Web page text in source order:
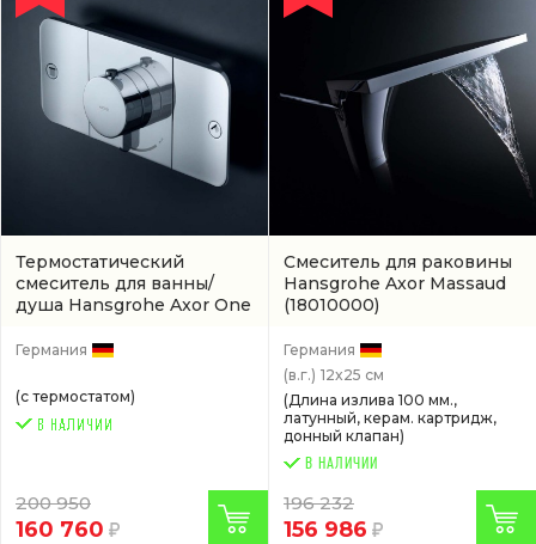
Термостатический
смеситель для ванны/
душа Hansgrohe Axor One
Германия
(с термостатом)
200 950
160 760
Смеситель для раковины
Hansgrohe Axor Massaud
(18010000)
Германия
(в.г.) 12x25 см
(Длина излива 100 мм.,
латунный, керам. картридж,
донный клапан)
В НАЛИЧИИ
196 232
156 986